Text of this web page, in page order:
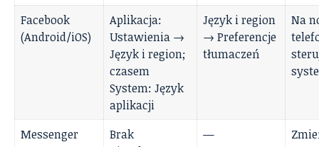
Facebook
(Android/iOS)
Aplikacja:
Ustawienia →
Język i region;
czasem
System: Język
aplikacji
Język i region
→ Preferencje
tłumaczeń
Na
Messenger
Brak
—